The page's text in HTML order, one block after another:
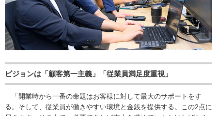
ビジョンは「顧客第一主義」「従業員満足度重視」
「開業時から一番の命題はお客様に対して最大のサポートをす
る。そして、従業員が働きやすい環境と金銭を提供する。この2点に